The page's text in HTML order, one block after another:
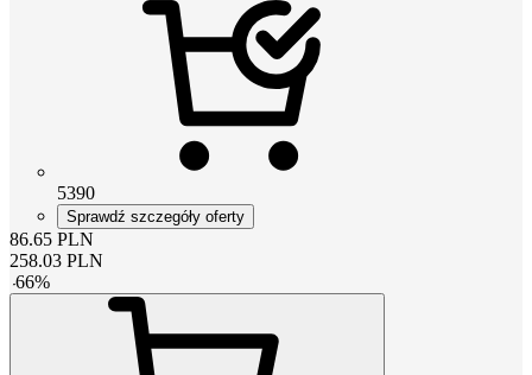
5390
Sprawdź szczegóły oferty
86.65 PLN
258.03 PLN
-66%